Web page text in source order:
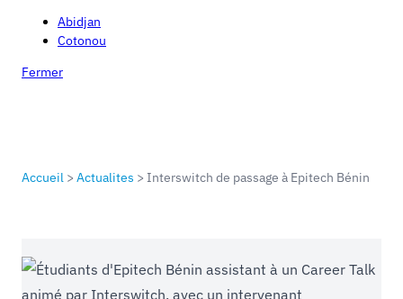
Abidjan
Cotonou
Fermer
Accueil > Actualites > Interswitch de passage à Epitech Bénin